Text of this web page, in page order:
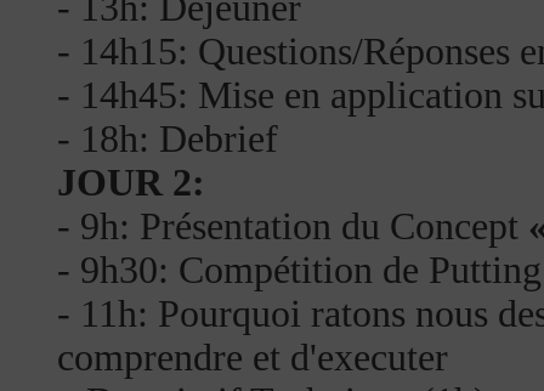
- 14h15: Questions/Réponses
- 14h45: Mise en application
- 18h: Debrief
JOUR 2:
- 9h: Présentation du Concept
- 9h30: Compétition de
- 11h: Pourquoi ratons nous
comprendre et d'executer